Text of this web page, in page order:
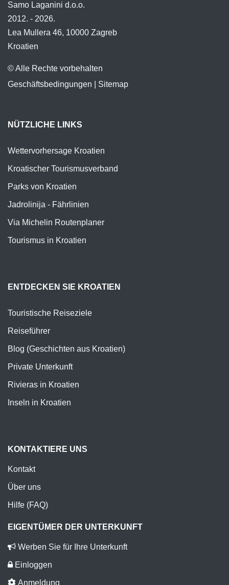
Samo Laganini d.o.o.
2012. - 2026.
Lea Mullera 46, 10000 Zagreb
Kroatien
© Alle Rechte vorbehalten
Geschäftsbedingungen
Sitemap
NÜTZLICHE LINKS
Wettervorhersage Kroatien
Kroatischer Tourismusverband
Parks von Kroatien
Jadrolinija - Fährlinien
Via Michelin Routenplaner
Tourismus in Kroatien
ENTDECKEN SIE KROATIEN
Touristische Reiseziele
Reiseführer
Blog (Geschichten aus Kroatien)
Private Unterkunft
Rivieras in Kroatien
Inseln in Kroatien
KONTAKTIERE UNS
Kontakt
Über uns
Hilfe (FAQ)
EIGENTÜMER DER UNTERKUNFT
Werben Sie für Ihre Unterkunft
Einloggen
Anmeldung